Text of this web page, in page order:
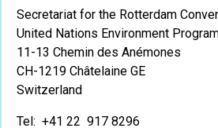
Secretariat for the Rotterdam
United Nations Environment
11-13 Chemin des Anémones
CH-1219 Châtelaine GE
Switzerland
Tel: +41 22 917 8296